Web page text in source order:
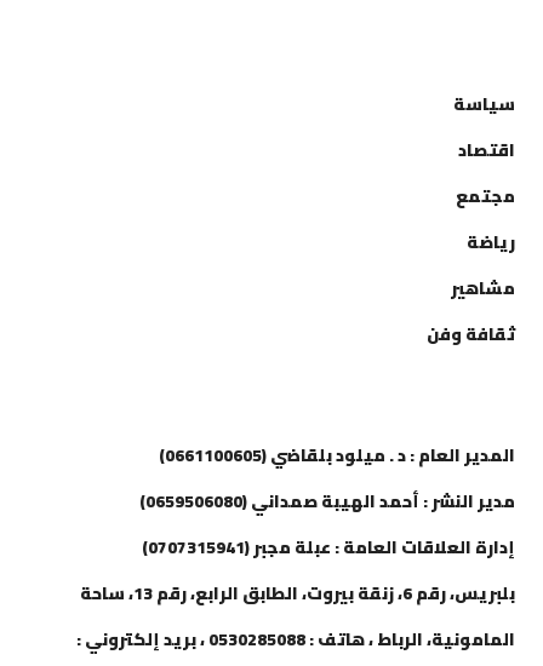
سياسة
اقتصاد
مجتمع
رياضة
مشاهير
ثقافة وفن
المدير العام : د . ميلود بلقاضي (0661100605)
مدير النشر : أحمد الهيبة صمداني (0659506080)
إدارة العلاقات العامة : عبلة مجبر (0707315941)
بلبريس، رقم 6، زنقة بيروت، الطابق الرابع، رقم 13، ساحة
المامونية، الرباط ، هاتف : 0530285088 ، بريد إلكتروني :